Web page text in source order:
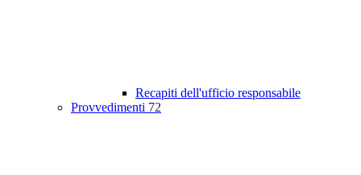
Recapiti dell'ufficio responsabile
Provvedimenti 72